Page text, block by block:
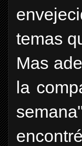
temas
Mas
la